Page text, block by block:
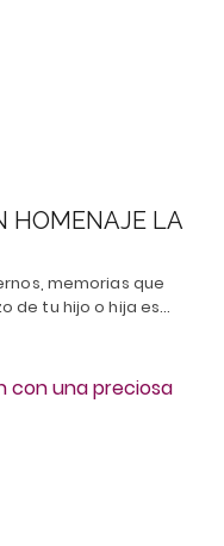
HOMENAJE LA
memorias que
de tu hijo o hija es…